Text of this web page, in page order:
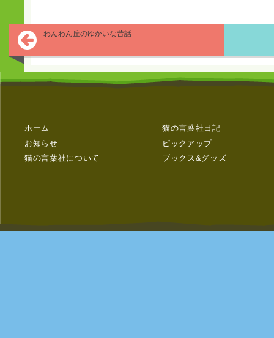
わんわん丘のゆかいな昔話
ホーム
お知らせ
猫の言葉社について
猫の言葉社日記
ピックアップ
ブックス&グッズ